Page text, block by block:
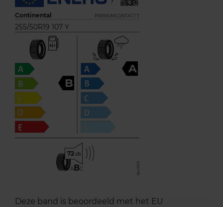
Continental PREMIUMCONTACT 7
255/50R19 107 Y
B
A
72
A BC
Deze band is beoordeeld met het EU